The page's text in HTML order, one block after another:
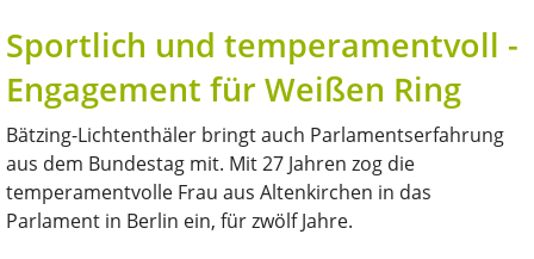
Sportlich und temperamentvoll -
Engagement für Weißen Ring
Bätzing-Lichtenthäler bringt auch Parlamentserfahrung
aus dem Bundestag mit. Mit 27 Jahren zog die
temperamentvolle Frau aus Altenkirchen in das
Parlament in Berlin ein, für zwölf Jahre.